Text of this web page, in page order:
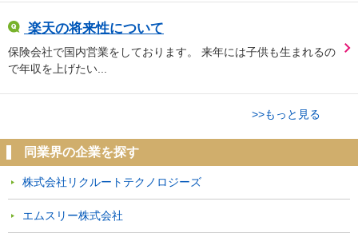
楽天の将来性について
保険会社で国内営業をしております。 来年には子供も生まれるの
で年収を上げたい...
>>もっと見る
同業界の企業を探す
株式会社リクルートテクノロジーズ
エムスリー株式会社